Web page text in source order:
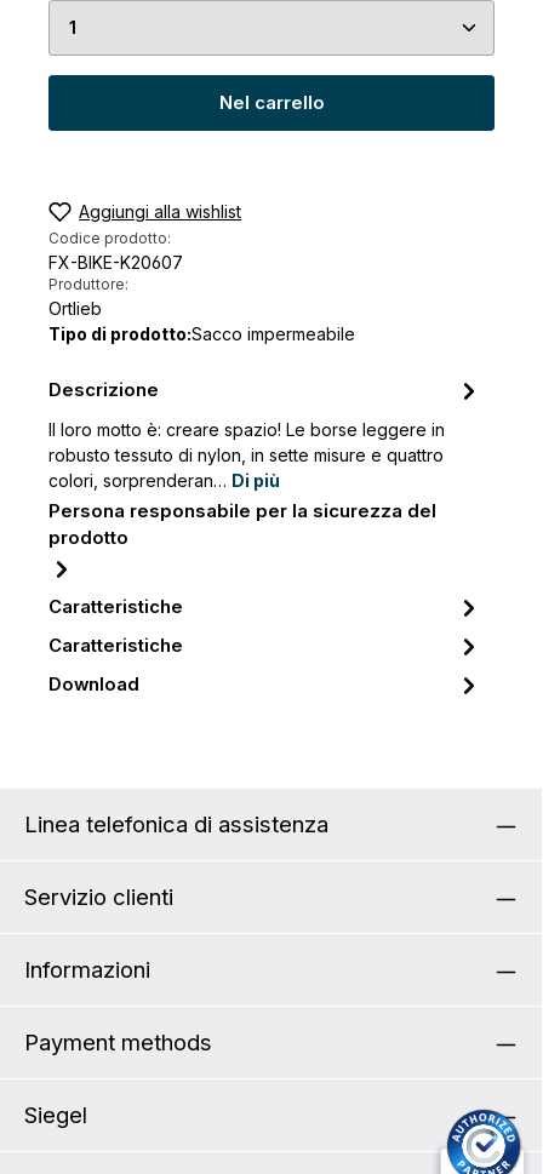
Quantità del prodotto: inserisci la quantità
Nel carrello
Aggiungi alla wishlist
Codice prodotto:
FX-BIKE-K20607
Produttore:
Ortlieb
Tipo di prodotto:Sacco impermeabile
Descrizione
Il loro motto è: creare spazio! Le borse leggere in
robusto tessuto di nylon, in sette misure e quattro
colori, sorprenderan… Di più
Persona responsabile per la sicurezza del
prodotto
Caratteristiche
Caratteristiche
Download
Linea telefonica di assistenza
Servizio clienti
Informazioni
Payment methods
Siegel